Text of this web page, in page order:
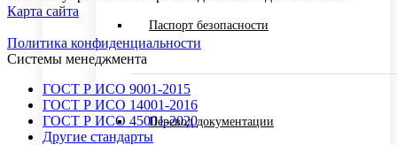
Паспорт безопасности
Перевод документации
Карта сайта
Политика конфиденциальности
Системы менеджмента
ГОСТ Р ИСО 9001-2015
ГОСТ Р ИСО 14001-2016
ГОСТ Р ИСО 45001-2020
Другие стандарты